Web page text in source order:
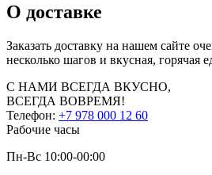
О доставке
Заказать доставку на нашем сайте
несколько шагов и вкусная, горячая
С НАМИ ВСЕГДА ВКУСНО,
ВСЕГДА ВОВРЕМЯ!
Телефон: +7 978 000 12 60
Рабочие часы
Пн-Вс 10:00-00:00